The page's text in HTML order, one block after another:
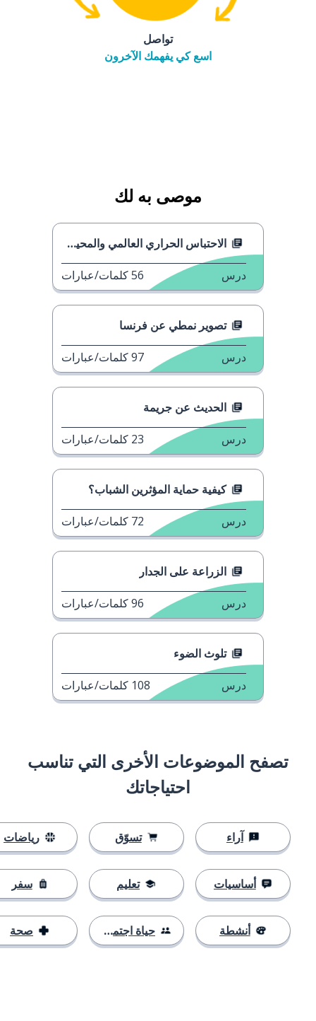
تواصل
اسع كي يفهمك الآخرون
موصى به لك
الاحتباس الحراري العالمي والمحيطات
درس 56كلمات/عبارات
تصوير نمطي عن فرنسا
درس 97كلمات/عبارات
الحديث عن جريمة
درس 23 كلمات/عبارات
كيفية حماية المؤثرين الشباب؟
درس 72 كلمات/عبارات
الزراعة على الجدار
درس 96كلمات/عبارات
تلوث الضوء
درس 108 كلمات/عبارات
تصفح الموضوعات الأخرى التي تناسب
احتياجاتك
آراء
أساسيات
أنشطة
تسوّق
تعليم
حياة اجتماعية
رياضات
سفر
صحة